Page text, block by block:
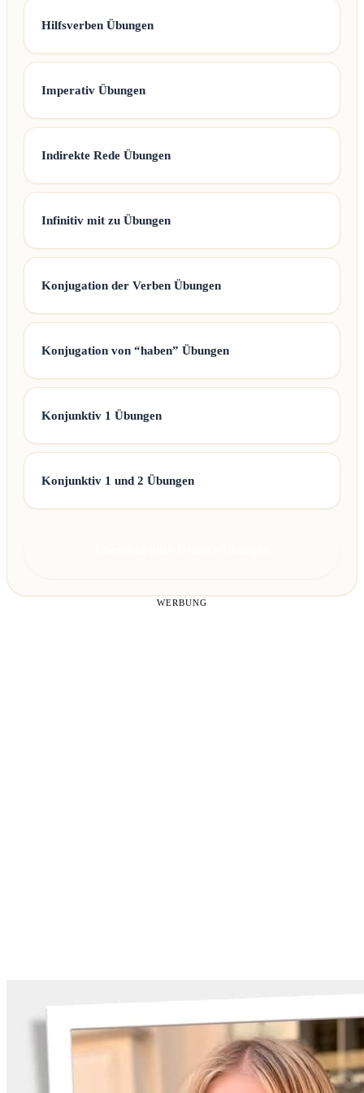
Hilfsverben Übungen
Imperativ Übungen
Indirekte Rede Übungen
Infinitiv mit zu Übungen
Konjugation der Verben Übungen
Konjugation von “haben” Übungen
Konjunktiv 1 Übungen
Konjunktiv 1 und 2 Übungen
WERBUNG